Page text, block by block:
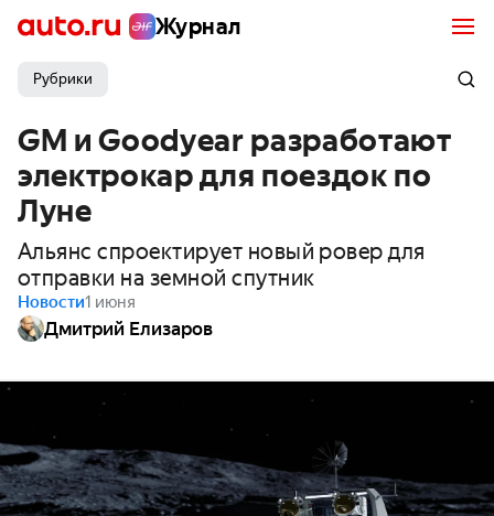
Журнал
Рубрики
GM и Goodyear разработают
электрокар для поездок по
Луне
Альянс спроектирует новый ровер для
отправки на земной спутник
Новости1 июня
Дмитрий Елизаров